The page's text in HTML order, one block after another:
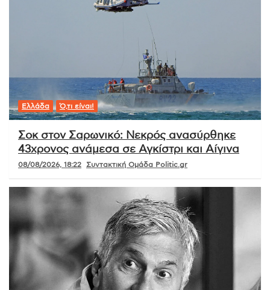
Ελλάδα Ό,τι είναι!
Σοκ στον Σαρωνικό: Νεκρός ανασύρθηκε
43χρονος ανάμεσα σε Αγκίστρι και Αίγινα
08/08/2026, 18:22 Συντακτική Ομάδα Politic.gr